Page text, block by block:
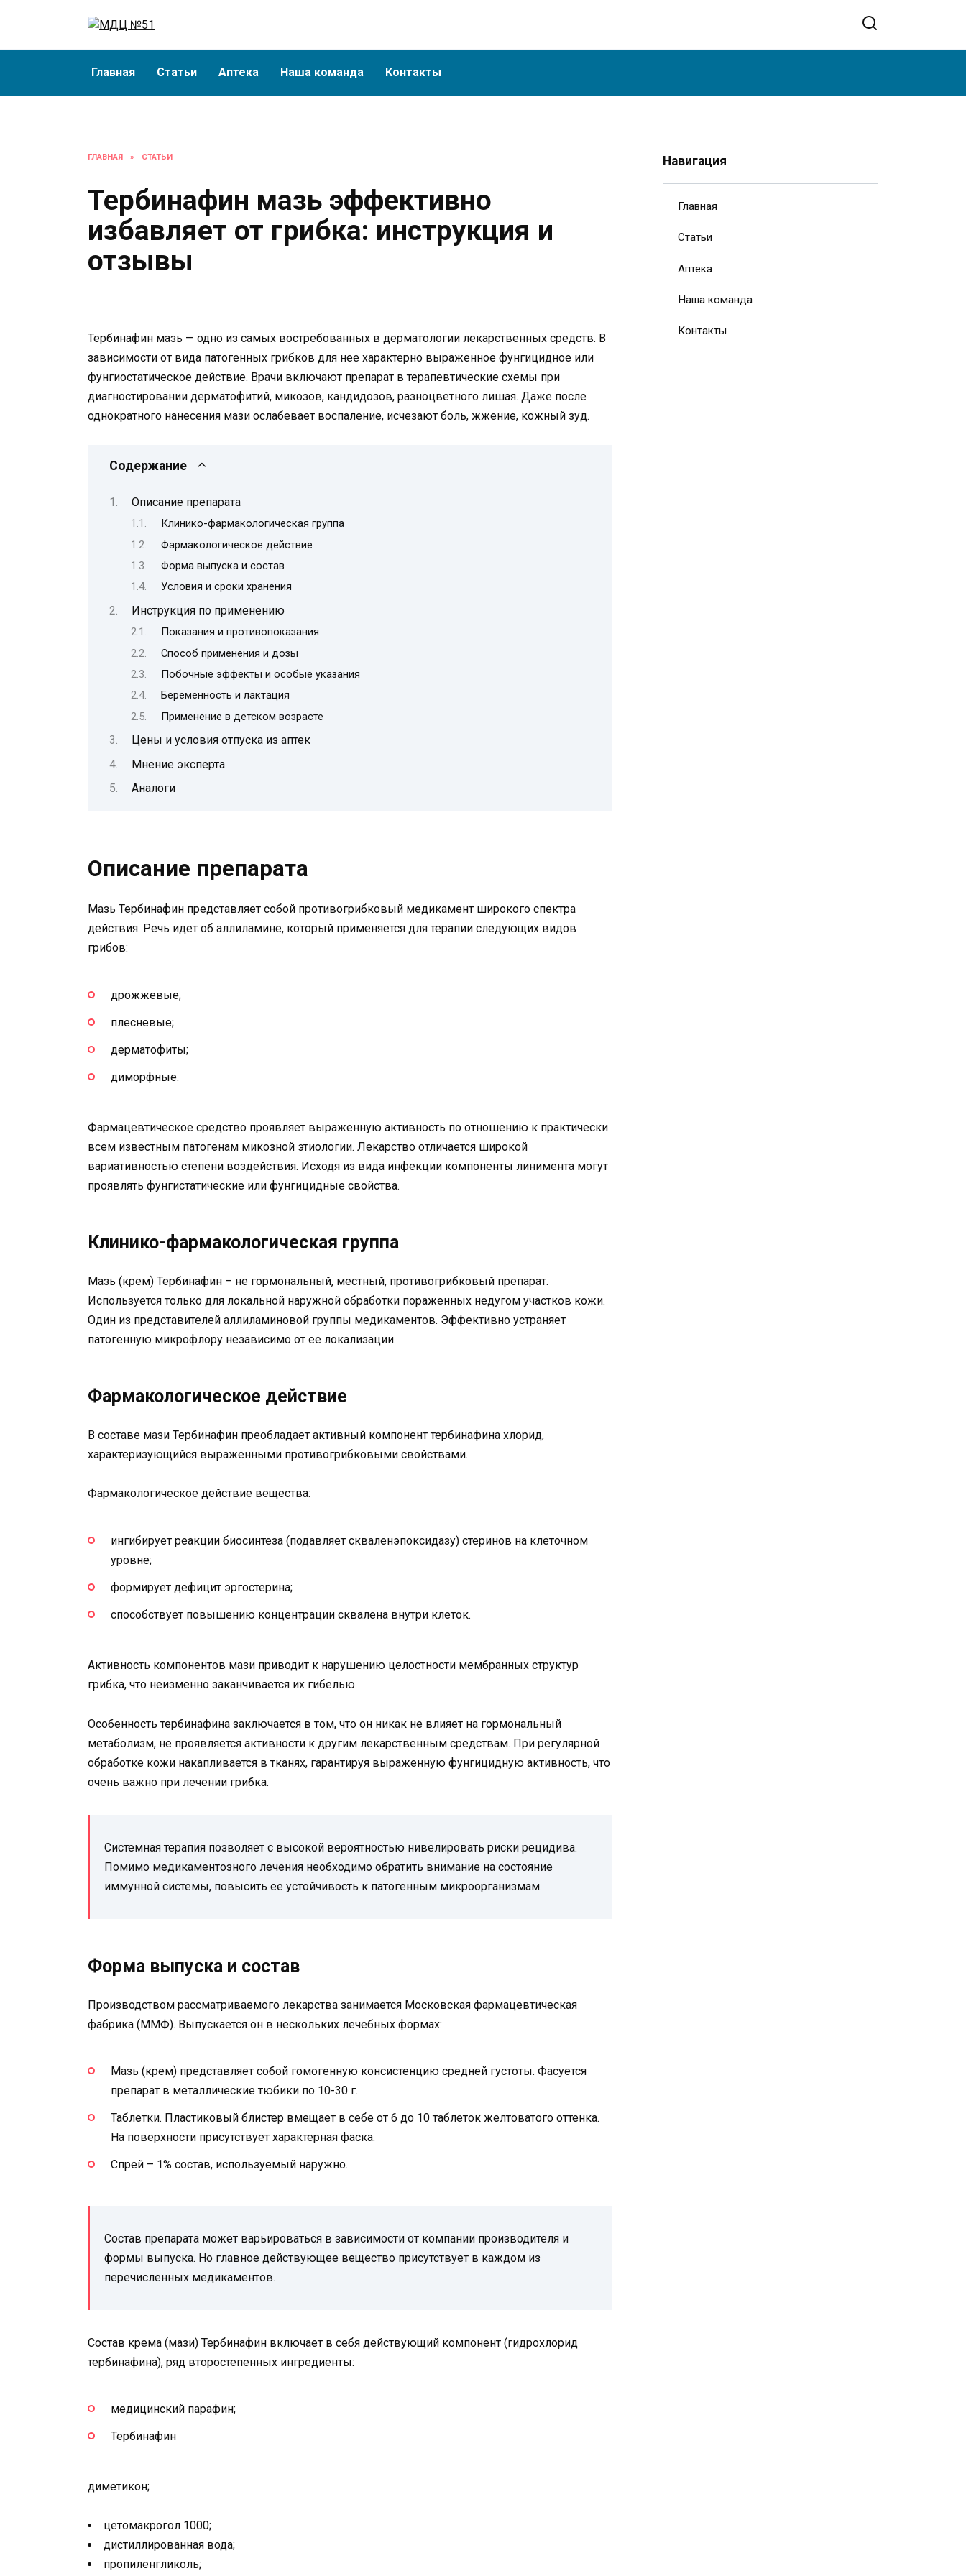
Главная Статьи Аптека Наша команда Контакты
ГЛАВНАЯ » СТАТЬИ
Тербинафин мазь эффективно
избавляет от грибка: инструкция и
отзывы
Тербинафин мазь — одно из самых востребованных в дерматологии лекарственных средств. В
зависимости от вида патогенных грибков для нее характерно выраженное фунгицидное или
фунгиостатическое действие. Врачи включают препарат в терапевтические схемы при
диагностировании дерматофитий, микозов, кандидозов, разноцветного лишая. Даже после
однократного нанесения мази ослабевает воспаление, исчезают боль, жжение, кожный зуд.
Содержание
Описание препарата
Клинико-фармакологическая группа
Фармакологическое действие
Форма выпуска и состав
Условия и сроки хранения
Инструкция по применению
Показания и противопоказания
Способ применения и дозы
Побочные эффекты и особые указания
Беременность и лактация
Применение в детском возрасте
Цены и условия отпуска из аптек
Мнение эксперта
Аналоги
Описание препарата
Мазь Тербинафин представляет собой противогрибковый медикамент широкого спектра
действия. Речь идет об аллиламине, который применяется для терапии следующих видов
грибов:
дрожжевые;
плесневые;
дерматофиты;
диморфные.
Фармацевтическое средство проявляет выраженную активность по отношению к практически
всем известным патогенам микозной этиологии. Лекарство отличается широкой
вариативностью степени воздействия. Исходя из вида инфекции компоненты линимента могут
проявлять фунгистатические или фунгицидные свойства.
Клинико-фармакологическая группа
Мазь (крем) Тербинафин – не гормональный, местный, противогрибковый препарат.
Используется только для локальной наружной обработки пораженных недугом участков кожи.
Один из представителей аллиламиновой группы медикаментов. Эффективно устраняет
патогенную микрофлору независимо от ее локализации.
Фармакологическое действие
В составе мази Тербинафин преобладает активный компонент тербинафина хлорид,
характеризующийся выраженными противогрибковыми свойствами.
Фармакологическое действие вещества:
ингибирует реакции биосинтеза (подавляет скваленэпоксидазу) стеринов на клеточном
уровне;
формирует дефицит эргостерина;
способствует повышению концентрации сквалена внутри клеток.
Активность компонентов мази приводит к нарушению целостности мембранных структур
грибка, что неизменно заканчивается их гибелью.
Особенность тербинафина заключается в том, что он никак не влияет на гормональный
метаболизм, не проявляется активности к другим лекарственным средствам. При регулярной
обработке кожи накапливается в тканях, гарантируя выраженную фунгицидную активность, что
очень важно при лечении грибка.
Системная терапия позволяет с высокой вероятностью нивелировать риски рецидива.
Помимо медикаментозного лечения необходимо обратить внимание на состояние
иммунной системы, повысить ее устойчивость к патогенным микроорганизмам.
Форма выпуска и состав
Производством рассматриваемого лекарства занимается Московская фармацевтическая
фабрика (ММФ). Выпускается он в нескольких лечебных формах:
Мазь (крем) представляет собой гомогенную консистенцию средней густоты. Фасуется
препарат в металлические тюбики по 10-30 г.
Таблетки. Пластиковый блистер вмещает в себе от 6 до 10 таблеток желтоватого оттенка.
На поверхности присутствует характерная фаска.
Спрей – 1% состав, используемый наружно.
Состав препарата может варьироваться в зависимости от компании производителя и
формы выпуска. Но главное действующее вещество присутствует в каждом из
перечисленных медикаментов.
Состав крема (мази) Тербинафин включает в себя действующий компонент (гидрохлорид
тербинафина), ряд второстепенных ингредиенты:
медицинский парафин;
Тербинафин
диметикон;
цетомакрогол 1000;
дистиллированная вода;
пропиленгликоль;
Навигация
Главная
Статьи
Аптека
Наша команда
Контакты